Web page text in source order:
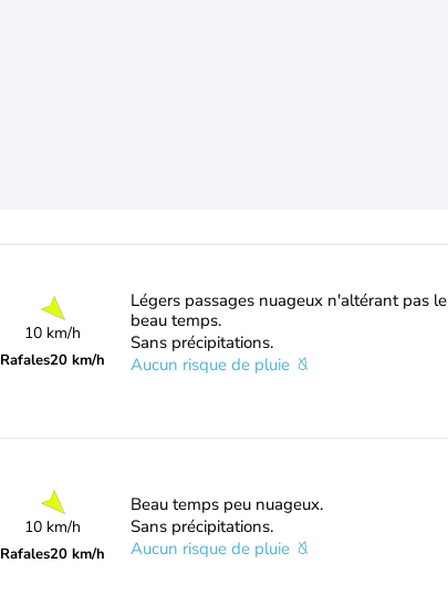
10 km/h
Rafales20 km/h
Légers passages nuageux n'altérant pas le
beau temps.
Sans précipitations.
Aucun risque de pluie
10 km/h
Rafales20 km/h
Beau temps peu nuageux.
Sans précipitations.
Aucun risque de pluie